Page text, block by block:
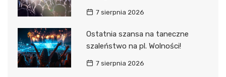
7 sierpnia 2026
Ostatnia szansa na taneczne
szaleństwo na pl. Wolności!
7 sierpnia 2026